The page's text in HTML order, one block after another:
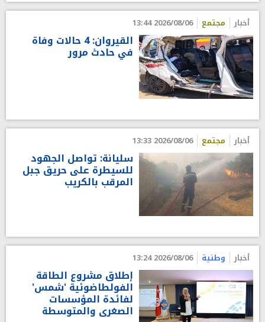
أخبار مجتمع 2026/08/06 13:44
القيروان: 4 حالات وفاة
في حادث مرور
أخبار مجتمع 2026/08/06 13:33
سليانة: تواصل الجهود
للسيطرة على حريق جبل
المرقب بالكريب
أخبار وطنية 2026/08/06 13:24
إطلاق مشروع الطاقة
الفولطاضوئية 'شمس'
لفائدة المؤسسات
الصغرى والمتوسطة